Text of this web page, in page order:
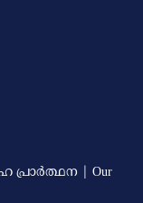
| Our